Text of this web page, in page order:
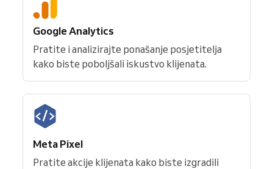
Google Analytics
Pratite i analizirajte ponašanje posjetitelja
kako biste poboljšali iskustvo klijenata.
Meta Pixel
Pratite akcije klijenata kako biste izgradili